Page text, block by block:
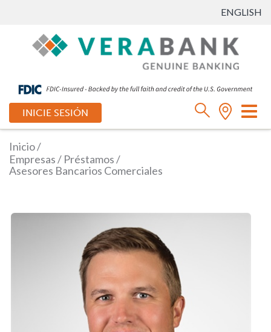
ENGLISH
INICIE SESIÓN
Inicio/
Empresas/ Préstamos/
Asesores Bancarios Comerciales